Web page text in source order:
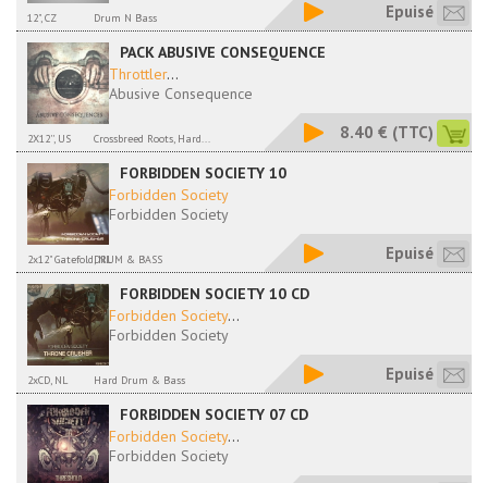
12", CZ Drum N Bass Epuisé
PACK ABUSIVE CONSEQUENCE
Throttler...
Abusive Consequence
2X12'', US Crossbreed Roots, Hard... 8.40 € (TTC)
FORBIDDEN SOCIETY 10
Forbidden Society
Forbidden Society
2x12" Gatefold, NLDRUM & BASS Epuisé
FORBIDDEN SOCIETY 10 CD
Forbidden Society...
Forbidden Society
2xCD, NL Hard Drum & Bass Epuisé
FORBIDDEN SOCIETY 07 CD
Forbidden Society...
Forbidden Society